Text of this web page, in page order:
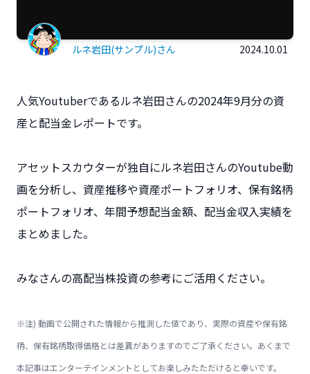
ルネ岩田(サンプル)さん 2024.10.01
人気Youtuberであるルネ岩田さんの2024年9月分の資
産と配当金レポートです。
アセットスカウターが独自にルネ岩田さんのYoutube動
画を分析し、資産推移や資産ポートフォリオ、保有銘柄
ポートフォリオ、年間予想配当金額、配当金収入実績を
まとめました。
みなさんの高配当株投資の参考にご活用ください。
※注) 動画で公開された情報から推測した値であり、実際の資産や保有銘
柄、保有銘柄取得価格とは差異がありますのでご了承ください。あくまで
本記事はエンターテインメントとしてお楽しみたただけると幸いです。